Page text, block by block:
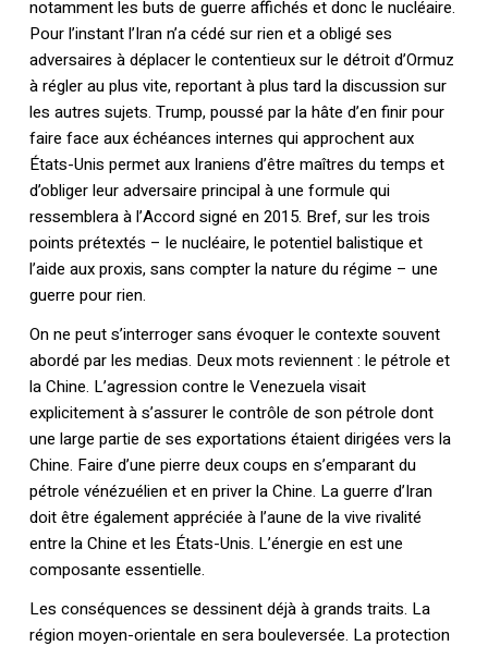
Votre panier est vide.
Retourner à la
librairie
notamment les buts de guerre affichés et donc le nucléaire.
Pour l’instant l’Iran n’a cédé sur rien et a obligé ses
adversaires à déplacer le contentieux sur le détroit d’Ormuz
à régler au plus vite, reportant à plus tard la discussion sur
les autres sujets. Trump, poussé par la hâte d’en finir pour
faire face aux échéances internes qui approchent aux
États-Unis permet aux Iraniens d’être maîtres du temps et
d’obliger leur adversaire principal à une formule qui
ressemblera à l’Accord signé en 2015. Bref, sur les trois
points prétextés – le nucléaire, le potentiel balistique et
l’aide aux proxis, sans compter la nature du régime – une
guerre pour rien.
On ne peut s’interroger sans évoquer le contexte souvent
abordé par les medias. Deux mots reviennent : le pétrole et
la Chine. L’agression contre le Venezuela visait
explicitement à s’assurer le contrôle de son pétrole dont
une large partie de ses exportations étaient dirigées vers la
Chine. Faire d’une pierre deux coups en s’emparant du
pétrole vénézuélien et en priver la Chine. La guerre d’Iran
doit être également appréciée à l’aune de la vive rivalité
entre la Chine et les États-Unis. L’énergie en est une
composante essentielle.
Les conséquences se dessinent déjà à grands traits. La
région moyen-orientale en sera bouleversée. La protection